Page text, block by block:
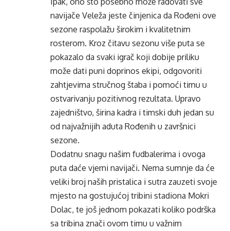
navijače Veleža jeste činjenica da Rođeni ove
sezone raspolažu širokim i kvalitetnim
rosterom. Kroz čitavu sezonu više puta se
pokazalo da svaki igrač koji dobije priliku
može dati puni doprinos ekipi, odgovoriti
zahtjevima stručnog štaba i pomoći timu u
ostvarivanju pozitivnog rezultata. Upravo
zajedništvo, širina kadra i timski duh jedan su
od najvažnijih aduta Rođenih u završnici
sezone.
Dodatnu snagu našim fudbalerima i ovoga
puta daće vjerni navijači. Nema sumnje da će
veliki broj naših pristalica i sutra zauzeti svoje
mjesto na gostujućoj tribini stadiona Mokri
Dolac, te još jednom pokazati koliko podrška
sa tribina znači ovom timu u važnim